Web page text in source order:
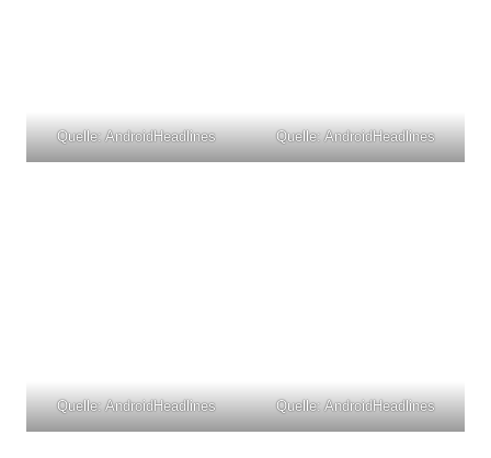
Quelle: AndroidHeadlines Quelle: AndroidHeadlines
Quelle: AndroidHeadlines Quelle: AndroidHeadlines